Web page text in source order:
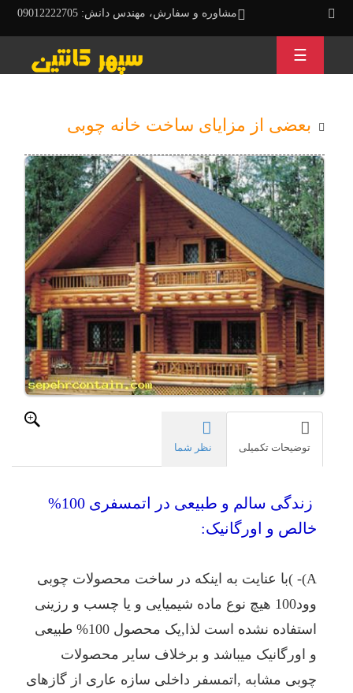
مشاوره و سفارش، مهندس دانش: 09012222705
☰
بعضی از مزایای ساخت خانه چوبی
زندگی
در
خانه
چوبی
به
حدی
دلپذیر
و
دلچسب
است
که
بیشتر
افراد
علاقه
به
زندگی
و
حضور
حال
خوبی
با
خانه
توضیحات تکمیلی نظر شما
زندگی سالم و طبیعی در اتمسفری 100%
خالص و اورگانیک:
A)- )با عنایت به اینکه در ساخت محصولات چوبی
وود100 هیچ نوع ماده شیمیایی و یا چسب و رزینی
استفاده نشده است لذا,یک محصول 100% طبیعی
و اورگانیک میباشد و برخلاف سایر محصولات
چوبی مشابه ,اتمسفر داخلی سازه عاری از گازهای